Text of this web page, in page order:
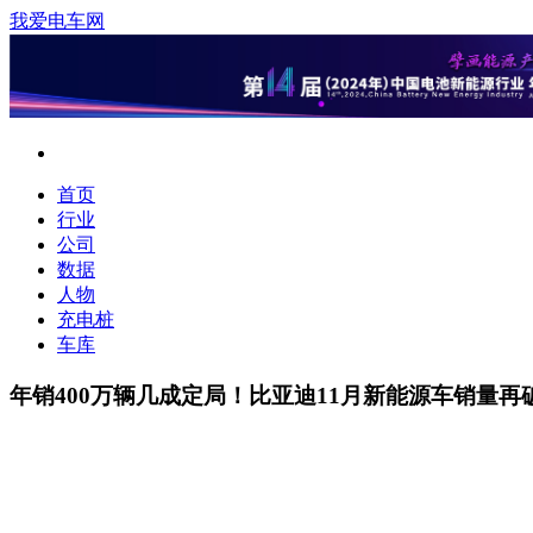
我爱电车网
首页
行业
公司
数据
人物
充电桩
车库
年销400万辆几成定局！比亚迪11月新能源车销量再